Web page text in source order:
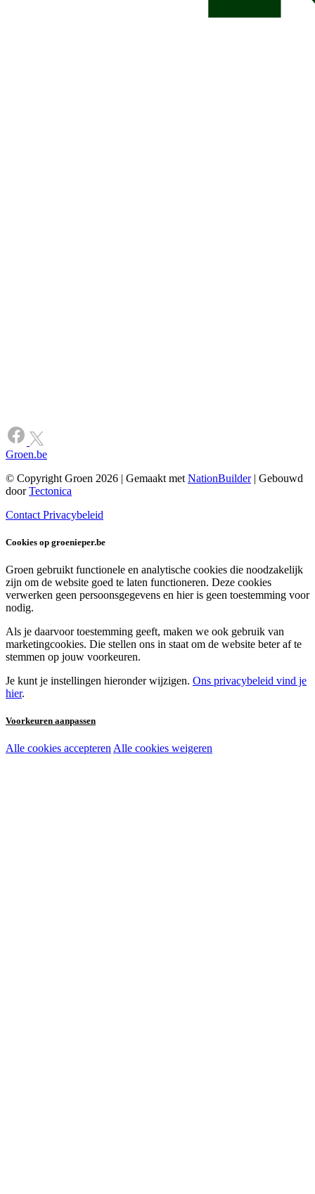
Groen.be
© Copyright Groen 2026 | Gemaakt met NationBuilder| Gebouwd
doorTectonica
Contact Privacybeleid
Cookies op groenieper.be
Groen gebruikt functionele en analytische cookies die noodzakelijk
zijn om de website goed te laten functioneren. Deze cookies
verwerken geen persoonsgegevens en hier is geen toestemming voor
nodig.
Als je daarvoor toestemming geeft, maken we ook gebruik van
marketingcookies. Die stellen ons in staat om de website beter af te
stemmen op jouw voorkeuren.
Je kunt je instellingen hieronder wijzigen. Ons privacybeleid vind je
hier.
Voorkeuren aanpassen
Noodzakelijke cookies:
Alle cookies accepteren Alle cookies weigeren